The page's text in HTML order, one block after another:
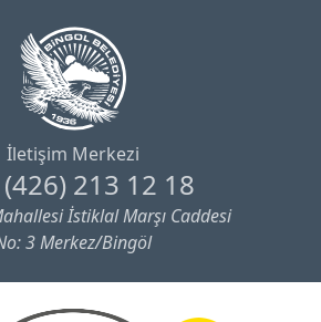
İletişim Merkezi
213 12 18
İstiklal Marşı Caddesi
3 Merkez/Bingöl